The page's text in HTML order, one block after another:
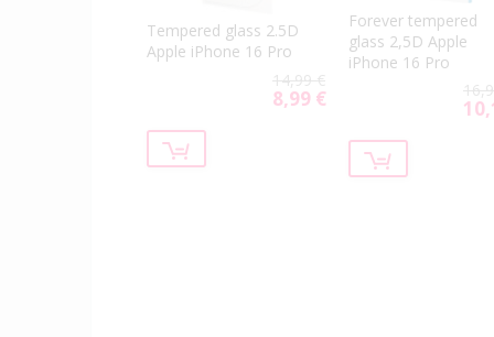
Tempered glass 2.5D
Apple iPhone 16 Pro
14,99 €
Special
8,99 €
Forever tempered
glass 2,5D Apple
iPhone 16 Pro